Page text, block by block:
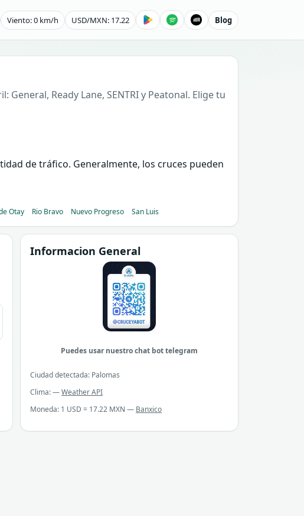
Viento: 0 km/h USD/MXN: 17.22 Blog
Ready Lane, SENTRI y Peatonal. Elige tu
de tráfico. Generalmente, los cruces pueden
Otay Rio Bravo Nuevo Progreso San Luis
Informacion General
Puedes usar nuestro chat bot telegram
Ciudad detectada: Palomas
Clima: —Weather API
Moneda: 1 USD = 17.22 MXN — Banxico